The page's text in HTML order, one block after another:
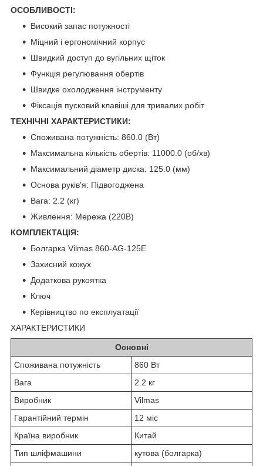
ОСОБЛИВОСТІ:
Високий запас потужності
Міцний і ергономічний корпус
Швидкий доступ до вугільних щіток
Функція регулювання обертів
Швидке охолодження інструменту
Фіксація пусковий клавіші для тривалих робіт
ТЕХНІЧНІ ХАРАКТЕРИСТИКИ:
Споживана потужність: 860.0 (Вт)
Максимальна кількість обертів: 11000.0 (об/хв)
Максимальний діаметр диска: 125.0 (мм)
Основа руків'я: Підвогоджена
Вага: 2.2 (кг)
Живлення: Мережа (220В)
КОМПЛЕКТАЦІЯ:
Болгарка Vilmas 860-AG-125E
Захисний кожух
Додаткова рукоятка
Ключ
Керівництво по експлуатації
ХАРАКТЕРИСТИКИ
Основні
Споживана потужність
860 Вт
Вага
2.2 кг
Виробник
Vilmas
Гарантійний термін
12 міс
Країна виробник
Китай
Тип шліфмашини
кутова (болгарка)